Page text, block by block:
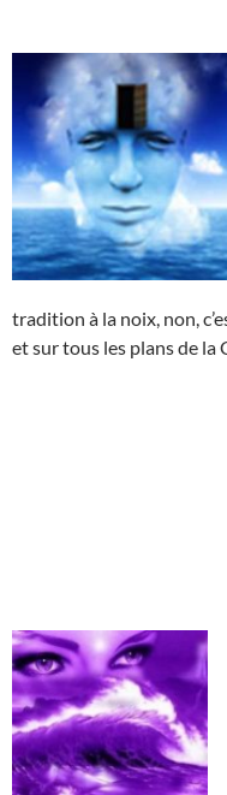
tradition à la noix, non,
et sur tous les plans de la